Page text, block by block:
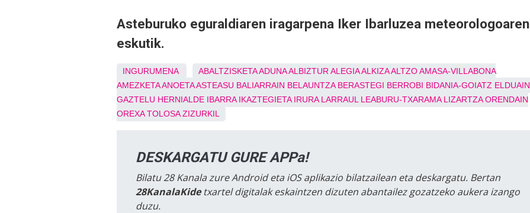
Asteburuko eguraldiaren iragarpena Iker Ibarluzea meteorologoaren
eskutik.
INGURUMENA ABALTZISKETAADUNAALBIZTUR ALEGIAALKIZAALTZOAMASA-VILLABONA
AMEZKETAANOETAASTEASU BALIARRAIN BELAUNTZA BERASTEGI BERROBI BIDANIA-GOIATZ ELDUAIN
GAZTELU HERNIALDE IBARRA IKAZTEGIETA IRURA LARRAUL LEABURU-TXARAMA LIZARTZA ORENDAIN
OREXA TOLOSA ZIZURKIL
DESKARGATU GURE APPa!
Bilatu 28 Kanala zure Android eta iOS aplikazio bilatzailean eta deskargatu. Bertan
28KanalaKidetxartel digitalak eskaintzen dizuten abantailez gozatzeko aukera izango
duzu.